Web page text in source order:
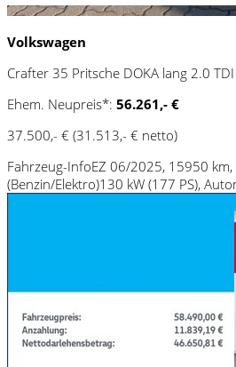
Volkswagen
Crafter 35 Pritsche DOKA lang 2.0 TDI
Ehem. Neupreis*: 56.261,- €
37.500,- € (31.513,- € netto)
Fahrzeug-InfoEZ 06/2025, 15950
(Benzin/Elektro)130 kW (177 PS),